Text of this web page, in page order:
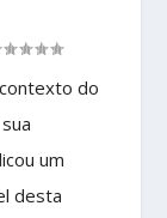
do
um
desta